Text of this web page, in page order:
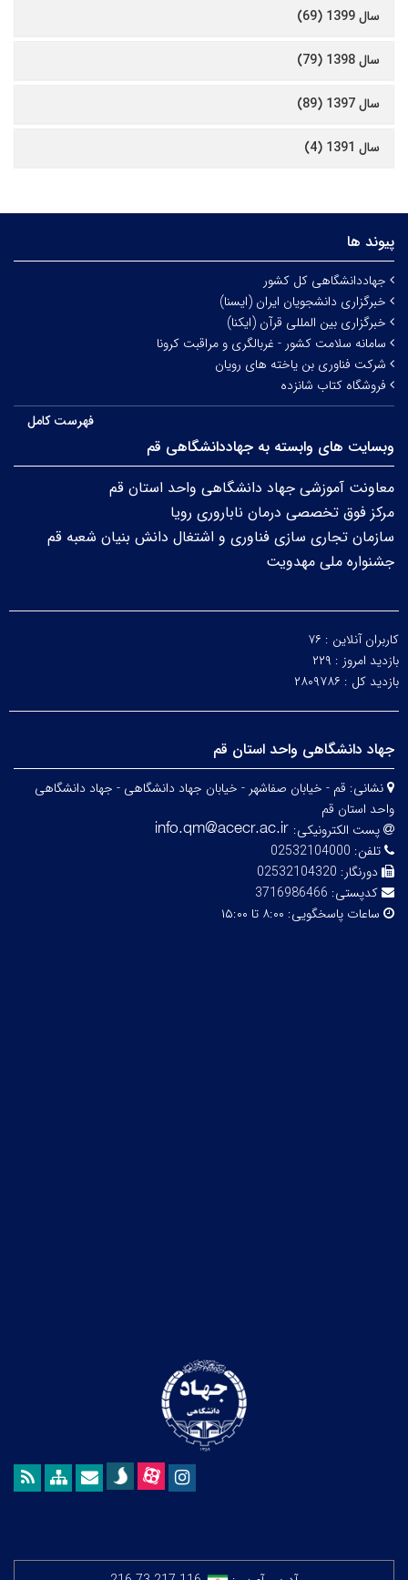
سال 1399 (69)
سال 1398 (79)
سال 1397 (89)
سال 1391 (4)
پیوند ها
جهاددانشگاهی کل کشور
خبرگزاری دانشجویان ایران (ایسنا)
خبرگزاری بین المللی قرآن (ایکنا)
سامانه سلامت کشور - غربالگری و مراقبت کرونا
شرکت فناوری بن یاخته های رویان
فروشگاه کتاب شانزده
فهرست کامل
وبسایت های وابسته به جهاددانشگاهی قم
معاونت آموزشی جهاد دانشگاهی واحد استان قم
مرکز فوق تخصصی درمان ناباروری رویا
سازمان تجاری سازی فناوری و اشتغال دانش بنیان شعبه قم
جشنواره ملی مهدویت
کاربران آنلاین : ۷۶
بازدید امروز : ۲۲۹
بازدید کل : ۲۸۰۹۷۸۶
جهاد دانشگاهی واحد استان قم
نشانی: قم - خیابان صفاشهر - خیابان جهاد دانشگاهی - جهاد دانشگاهی
واحد استان قم
پست الکترونیکی:
تلفن: 02532104000
دورنگار: 02532104320
کدپستی: 3716986466
ساعات پاسخگویی: ۸:۰۰ تا ۱۵:۰۰